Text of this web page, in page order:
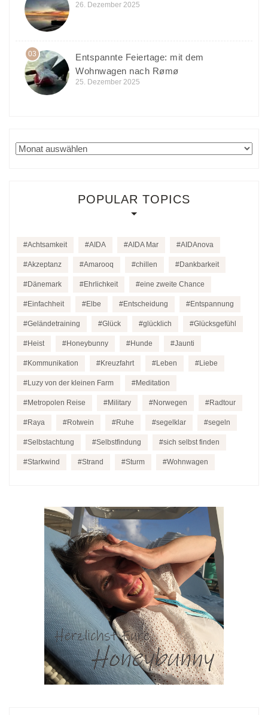
26. Dezember 2025
03
Entspannte Feiertage: mit dem
Wohnwagen nach Rømø
25. Dezember 2025
Archiv
POPULAR TOPICS
Achtsamkeit AIDA AIDA Mar AIDAnova
Akzeptanz Amarooq chillen Dankbarkeit
Dänemark Ehrlichkeit eine zweite Chance
Einfachheit Elbe Entscheidung Entspannung
Geländetraining Glück glücklich Glücksgefühl
Heist Honeybunny Hunde Jaunti
Kommunikation Kreuzfahrt Leben Liebe
Luzy von der kleinen Farm Meditation
Metropolen Reise Military Norwegen Radtour
Raya Rotwein Ruhe segelklar segeln
Selbstachtung Selbstfindung sich selbst finden
Starkwind Strand Sturm Wohnwagen